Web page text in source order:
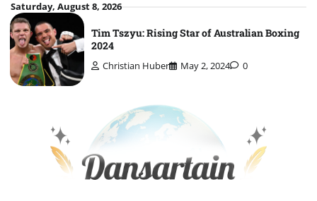
Skip
to
content
Saturday, August 8, 2026
Tim Tszyu: Rising Star of Australian Boxing
2024
Christian Huber May 2, 2024 0